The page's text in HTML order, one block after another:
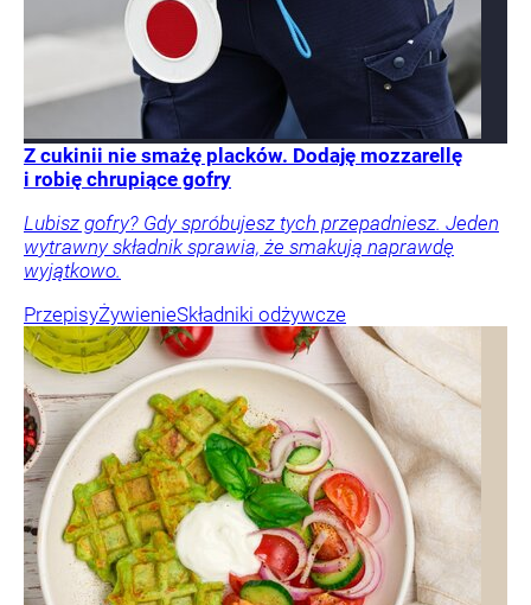
Z cukinii nie smażę placków. Dodaję mozzarellę
i robię chrupiące gofry
Lubisz gofry? Gdy spróbujesz tych przepadniesz. Jeden
wytrawny składnik sprawia, że smakują naprawdę
wyjątkowo.
PrzepisyŻywienieSkładniki odżywcze